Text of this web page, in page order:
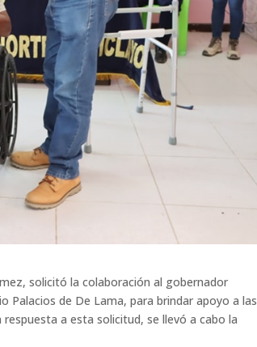
solicitó la colaboración al gobernador
Palacios de De Lama, para brindar apoyo a las
a esta solicitud, se llevó a cabo la